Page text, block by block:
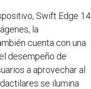
Swift Edge 14
la
cuenta con una
desempeño de
a aprovechar al
se ilumina